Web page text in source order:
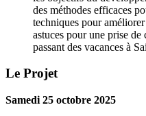
des méthodes efficaces
techniques pour
astuces pour une prise
passant des vacances à
Le Projet
Samedi 25 octobre 2025